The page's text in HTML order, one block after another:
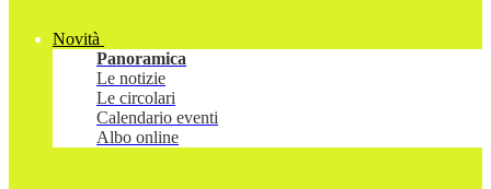
Novità
Panoramica
Le notizie
Le circolari
Calendario eventi
Albo online